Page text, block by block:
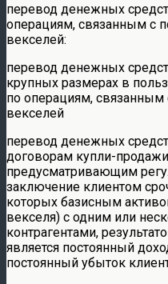
перевод денежных
операциям, связанным с
векселей:
перевод денежных
крупных размерах в
по операциям, связанным
векселей
перевод денежных
договорам купли-
предусматривающим
заключение клиентом
которых базисным
векселя) с одним или
контрагентами,
является постоянный
постоянный убыток